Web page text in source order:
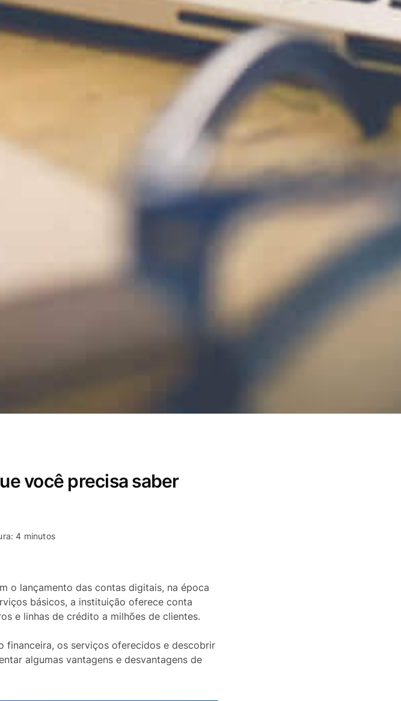
você precisa saber
4 minutos
o lançamento das contas digitais, na época
básicos, a instituição oferece conta
e linhas de crédito a milhões de clientes.
financeira, os serviços oferecidos e descobrir
algumas vantagens e desvantagens de